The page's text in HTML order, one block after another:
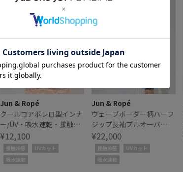
Jun & Ropé
クールコアボレロ型インナ
ー/UV・吸水速乾・接触冷
感
¥12,100
接触冷感
UVカット
吸水速乾
Jun & Ropé
ウェーブボーダー柄ハーフ
ジップ長袖プルオーバ
ー/UV・吸水速乾・接触冷
感
¥22,000
接触冷感
UVカット
吸水速乾